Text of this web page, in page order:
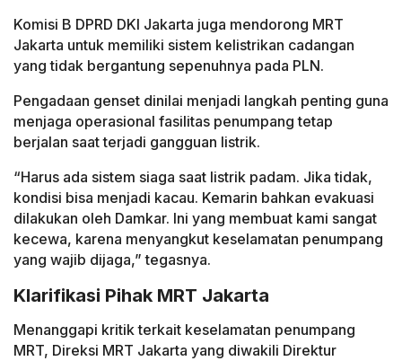
Komisi B DPRD DKI Jakarta juga mendorong MRT
Jakarta untuk memiliki sistem kelistrikan cadangan
yang tidak bergantung sepenuhnya pada PLN.
Pengadaan genset dinilai menjadi langkah penting guna
menjaga operasional fasilitas penumpang tetap
berjalan saat terjadi gangguan listrik.
“Harus ada sistem siaga saat listrik padam. Jika tidak,
kondisi bisa menjadi kacau. Kemarin bahkan evakuasi
dilakukan oleh Damkar. Ini yang membuat kami sangat
kecewa, karena menyangkut keselamatan penumpang
yang wajib dijaga,” tegasnya.
Klarifikasi Pihak MRT Jakarta
Menanggapi kritik terkait keselamatan penumpang
MRT, Direksi MRT Jakarta yang diwakili Direktur